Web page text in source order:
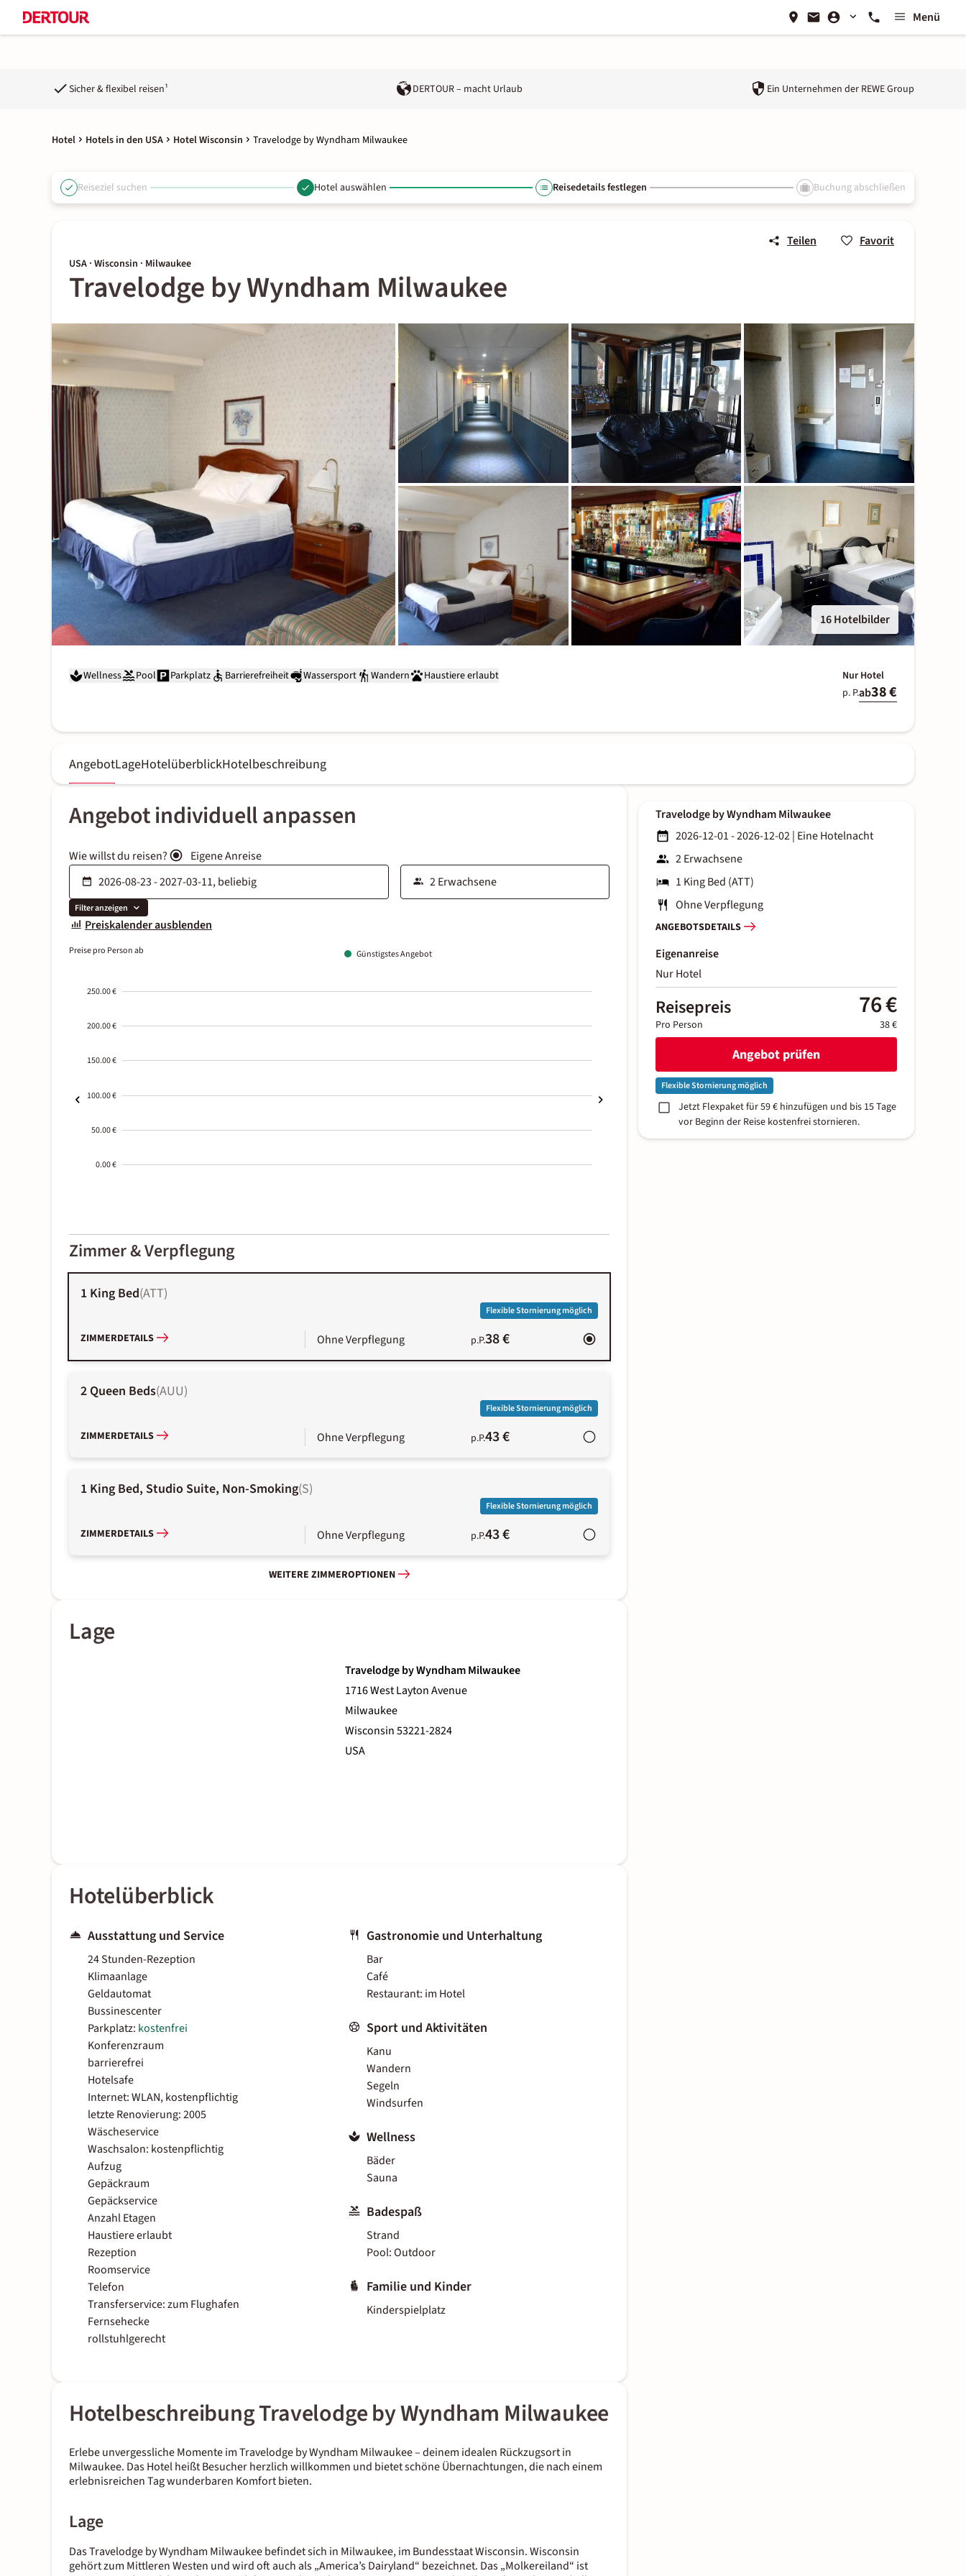
Menü
Sicher & flexibel reisen¹ DERTOUR – macht Urlaub Ein Unternehmen der REWE Group
Hotel Hotels in den USA Hotel Wisconsin Travelodge by Wyndham Milwaukee
Reiseziel suchen Hotel auswählen Reisedetails festlegen Buchung abschließen
Teilen Favorit
USA · Wisconsin · Milwaukee
Travelodge by Wyndham Milwaukee
16 Hotelbilder
Wellness Pool Parkplatz Barrierefreiheit Wassersport Wandern Haustiere erlaubt
Nur Hotel
p. P.ab38 €
AngebotLageHotelüberblickHotelbeschreibung
Angebot individuell anpassen
Wie willst du reisen? Eigene Anreise
Filter anzeigen
Preiskalender ausblenden
Preise pro Person ab Günstigstes Angebot
250.00 €
200.00 €
150.00 €
100.00 €
50.00 €
0.00 €
01-02
Zimmer & Verpflegung
1 King Bed(ATT)
Flexible Stornierung möglich
ZIMMERDETAILS Ohne Verpflegung p.P.38 €
2 Queen Beds(AUU)
Flexible Stornierung möglich
ZIMMERDETAILS Ohne Verpflegung p.P.43 €
1 King Bed, Studio Suite, Non-Smoking(S)
Flexible Stornierung möglich
ZIMMERDETAILS Ohne Verpflegung p.P.43 €
WEITERE ZIMMEROPTIONEN
Lage
Travelodge by Wyndham Milwaukee
1716 West Layton Avenue
Milwaukee
Wisconsin 53221-2824
USA
Hotelüberblick
Ausstattung und Service
24 Stunden-Rezeption
Klimaanlage
Geldautomat
Bussinescenter
Parkplatz: kostenfrei
Konferenzraum
barrierefrei
Hotelsafe
Internet: WLAN, kostenpflichtig
letzte Renovierung: 2005
Wäscheservice
Waschsalon: kostenpflichtig
Aufzug
Gepäckraum
Gepäckservice
Anzahl Etagen
Haustiere erlaubt
Rezeption
Roomservice
Telefon
Transferservice: zum Flughafen
Fernsehecke
rollstuhlgerecht
Gastronomie und Unterhaltung
Bar
Café
Restaurant: im Hotel
Sport und Aktivitäten
Kanu
Wandern
Segeln
Windsurfen
Wellness
Bäder
Sauna
Badespaß
Strand
Pool: Outdoor
Familie und Kinder
Kinderspielplatz
Hotelbeschreibung Travelodge by Wyndham Milwaukee
Erlebe unvergessliche Momente im Travelodge by Wyndham Milwaukee – deinem idealen Rückzugsort in
Milwaukee. Das Hotel heißt Besucher herzlich willkommen und bietet schöne Übernachtungen, die nach einem
erlebnisreichen Tag wunderbaren Komfort bieten.
Lage
Das Travelodge by Wyndham Milwaukee befindet sich in Milwaukee, im Bundesstaat Wisconsin. Wisconsin
gehört zum Mittleren Westen und wird oft auch als „America’s Dairyland“ bezeichnet. Das „Molkereiland“ ist
Travelodge by Wyndham Milwaukee
2026-12-01 - 2026-12-02| Eine Hotelnacht
2 Erwachsene
1 King Bed (ATT)
Ohne Verpflegung
ANGEBOTSDETAILS
Eigenanreise
Nur Hotel
Reisepreis 76 €
Pro Person 38 €
Angebot prüfen
Flexible Stornierung möglich
Jetzt Flexpaket für 59 € hinzufügen und bis 15 Tage
vor Beginn der Reise kostenfrei stornieren.